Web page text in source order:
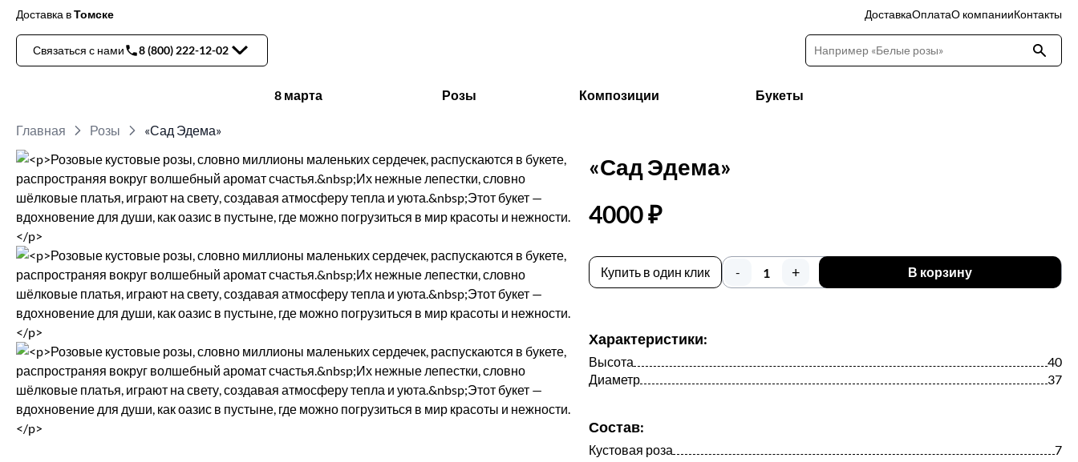
Доставка вТомске ДоставкаОплатаО компанииКонтакты
Связаться с нами 8 (800) 222-12-02
8 марта Розы Композиции Букеты
Главная Розы «Сад Эдема»
«Сад Эдема»
4000 ₽
Купить в один клик - + В корзину
Характеристики:
Высота
40
Диаметр
37
Состав:
Кустовая роза 7